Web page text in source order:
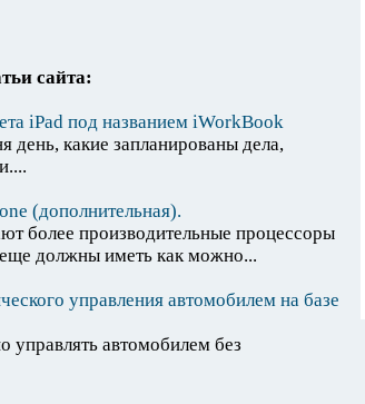
сайта:
iPad под названием iWorkBook
день, какие запланированы дела,
(дополнительная).
более производительные процессоры
должны иметь как можно...
управления автомобилем на базе
управлять автомобилем без